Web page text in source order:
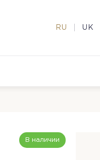
RU UK
В наличии